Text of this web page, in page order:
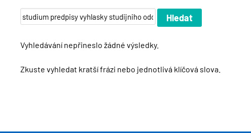
Vyhledávání nepřineslo žádné výsledky.
Zkuste vyhledat kratší frázi nebo jednotlivá klíčová slova.